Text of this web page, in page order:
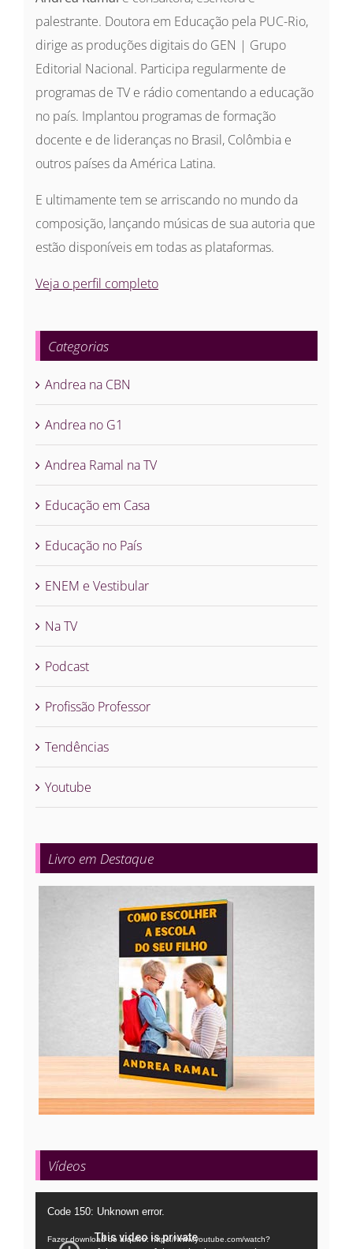
palestrante. Doutora em Educação pela PUC-Rio,
dirige as produções digitais do GEN | Grupo
Editorial Nacional. Participa regularmente de
programas de TV e rádio comentando a educação
no país. Implantou programas de formação
docente e de lideranças no Brasil, Colômbia e
outros países da América Latina.
E ultimamente tem se arriscando no mundo da
composição, lançando músicas de sua autoria que
estão disponíveis em todas as plataformas.
Veja o perfil completo
Categorias
Andrea na CBN
Andrea no G1
Andrea Ramal na TV
Educação em Casa
Educação no País
ENEM e Vestibular
Na TV
Podcast
Profissão Professor
Tendências
Youtube
Livro em Destaque
Vídeos
Tocador
Code 150: Unknown error.
Fazer download do arquivo: https://www.youtube.com/watch?